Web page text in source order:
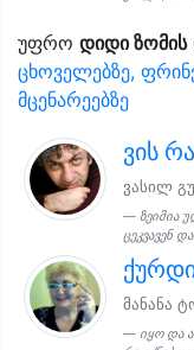
უფრო დიდი ზომის
ცხოველებზე,
მცენარეებზე
ვის
ვასილ
ზეიმია
ცეკვავენ
მანანა
იყო და